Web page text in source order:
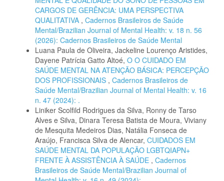
CARGOS DE GERÊNCIA: UMA PERSPECTIVA
QUALITATIVA , Cadernos Brasileiros de Saúde
Mental/Brazilian Journal of Mental Health: v. 18 n. 56
(2026): Cadernos Brasileiros de Saúde Mental
Luana Paula de Oliveira, Jackeline Lourenço Aristides,
Dayene Patrícia Gatto Altoé, O O CUIDADO EM
SAÚDE MENTAL NA ATENÇÃO BÁSICA: PERCEPÇÃO
DOS PROFISSIONAIS , Cadernos Brasileiros de
Saúde Mental/Brazilian Journal of Mental Health: v. 16
n. 47 (2024): .
Liniker Scolfild Rodrigues da Silva, Ronny de Tarso
Alves e Silva, Dinara Teresa Batista de Moura, Viviany
de Mesquita Medeiros Dias, Natália Fonseca de
Araújo, Francisca Silva de Alencar, CUIDADOS EM
SAÚDE MENTAL DA POPULAÇÃO LGBTQIAPN+
FRENTE À ASSISTÊNCIA À SAÚDE , Cadernos
Brasileiros de Saúde Mental/Brazilian Journal of